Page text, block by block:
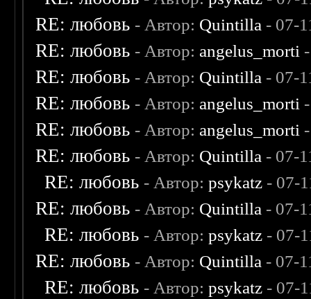
RE: любовь - Автор: Quintilla - 07-
RE: любовь - Автор: angelus_morti
RE: любовь - Автор: Quintilla - 07-
RE: любовь - Автор: angelus_morti
RE: любовь - Автор: angelus_morti
RE: любовь - Автор: Quintilla - 07-
RE: любовь - Автор:psykatz - 07-
RE: любовь - Автор: Quintilla - 07-
RE: любовь - Автор:psykatz - 07-
RE: любовь - Автор: Quintilla - 07-
RE: любовь - Автор:psykatz - 07-